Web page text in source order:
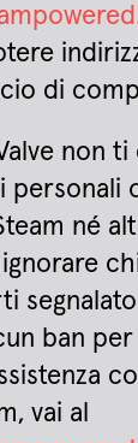
di
non
personali
né
ban per
vai al